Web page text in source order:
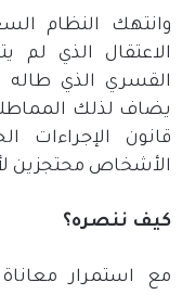
وانتهك النظام
الاعتقال الذي لم
القسري الذي طاله
يضاف لذلك
قانون الإجراءات
الأشخاص محتجزين لأكثر من 3 أشهر
كيف ننصره؟
مع استمرار